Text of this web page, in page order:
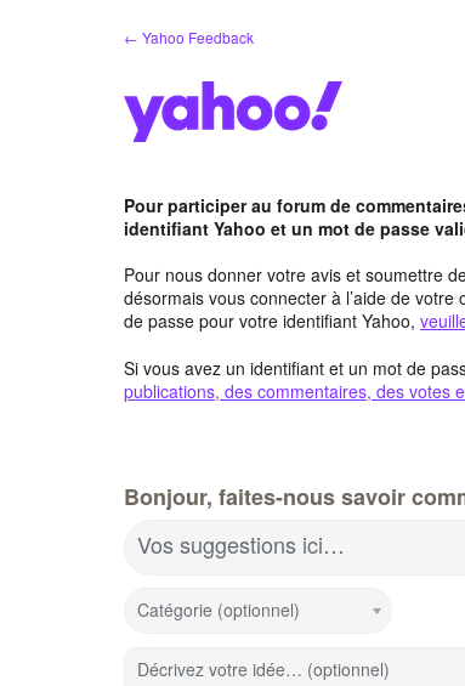
← Yahoo Feedback
Pour participer au forum de
identifiant Yahoo et un mot de passe
Pour nous donner votre avis et soumettre
désormais vous connecter à l’aide de votre
de passe pour votre identifiant Yahoo,
Si vous avez un identifiant et un mot de
publications, des commentaires, des votes
Bonjour, faites-nous savoir
Vos suggestions ici…
Catégorie (optionnel)
Décrivez votre idée… (optionnel)